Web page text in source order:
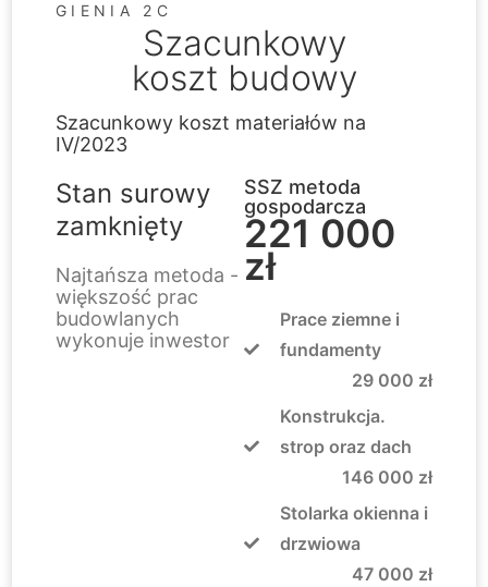
GIENIA 2C
Szacunkowy
koszt budowy
Szacunkowy koszt materiałów na
IV/2023
Stan surowy
zamknięty
Najtańsza metoda -
większość prac
budowlanych
wykonuje inwestor
SSZ metoda
gospodarcza
221 000
zł
Prace ziemne i
fundamenty
29 000 zł
Konstrukcja.
strop oraz dach
146 000 zł
Stolarka okienna i
drzwiowa
47 000 zł